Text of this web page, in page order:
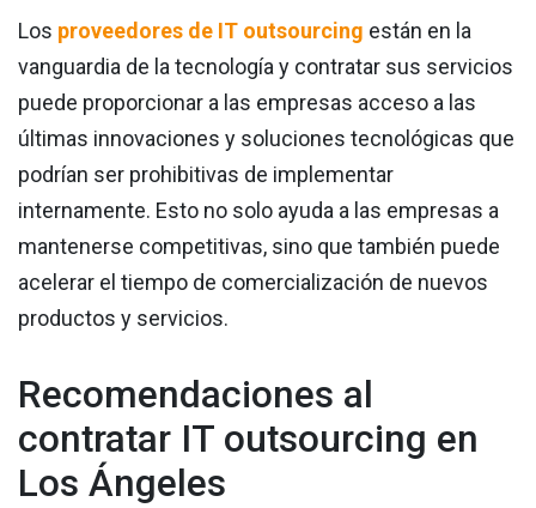
Los proveedores de IT outsourcing están en la
vanguardia de la tecnología y contratar sus servicios
puede proporcionar a las empresas acceso a las
últimas innovaciones y soluciones tecnológicas que
podrían ser prohibitivas de implementar
internamente. Esto no solo ayuda a las empresas a
mantenerse competitivas, sino que también puede
acelerar el tiempo de comercialización de nuevos
productos y servicios.
Recomendaciones al
contratar IT outsourcing en
Los Ángeles